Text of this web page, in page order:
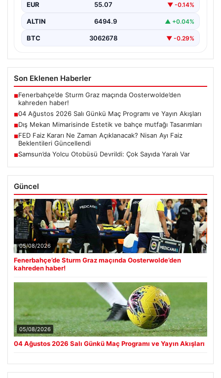
EUR 55.07 ▼ -0.14%
ALTIN 6494.9 ▲ +0.04%
BTC 3062678 ▼ -0.29%
Son Eklenen Haberler
■Fenerbahçe’de Sturm Graz maçında Oosterwolde’den
kahreden haber!
■04 Ağustos 2026 Salı Günkü Maç Programı ve Yayın Akışları
■Dış Mekan Mimarisinde Estetik ve bahçe mutfağı Tasarımları
■FED Faiz Kararı Ne Zaman Açıklanacak? Nisan Ayı Faiz
Beklentileri Güncellendi
■Samsun’da Yolcu Otobüsü Devrildi: Çok Sayıda Yaralı Var
Güncel
05/08/2026
Fenerbahçe’de Sturm Graz maçında Oosterwolde’den
kahreden haber!
05/08/2026
04 Ağustos 2026 Salı Günkü Maç Programı ve Yayın Akışları